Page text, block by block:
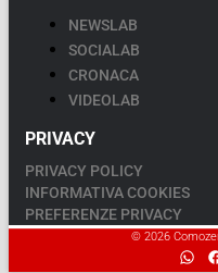
NEWSLAB
SOCIALAB
CRONACA
VIDEOLAB
PRIVACY
PRIVACY POLICY
INFORMATIVA COOKIES
PREFERENZE PRIVACY
© 2026